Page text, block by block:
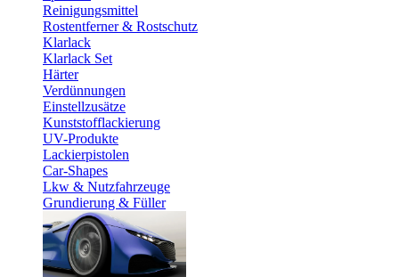
Reinigungsmittel
Rostentferner & Rostschutz
Klarlack
Klarlack Set
Härter
Verdünnungen
Einstellzusätze
Kunststofflackierung
UV-Produkte
Lackierpistolen
Car-Shapes
Lkw & Nutzfahrzeuge
Grundierung & Füller